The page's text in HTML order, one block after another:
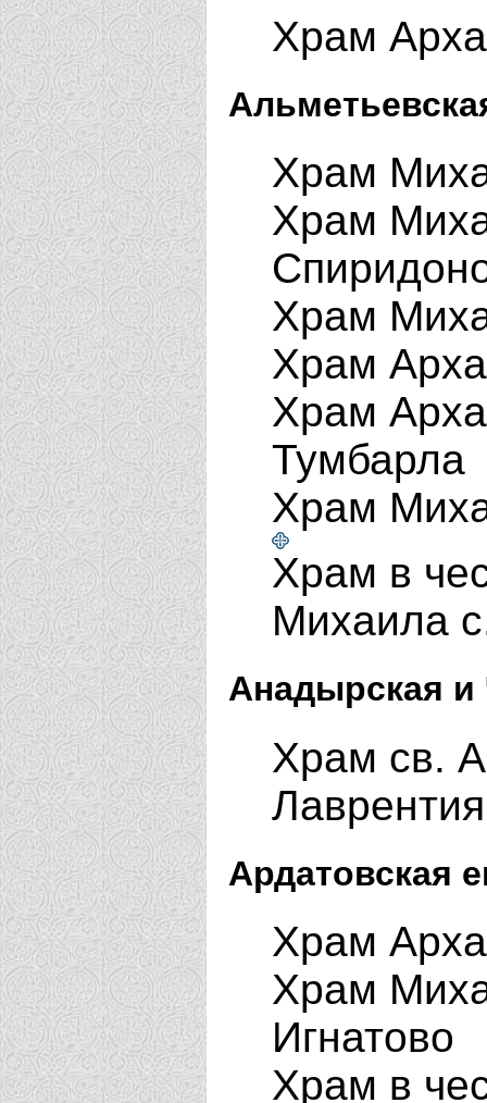
Храм
Храм
Храм
Храм
Храм
Храм
Тумбарла
Храм
Храм в
Михаила
Анадырская и
Храм св.
Ардатовская
Храм
Храм
Игнатово
Храм в